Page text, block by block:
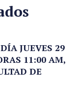
JUEVES 29
11:00 AM,
DE